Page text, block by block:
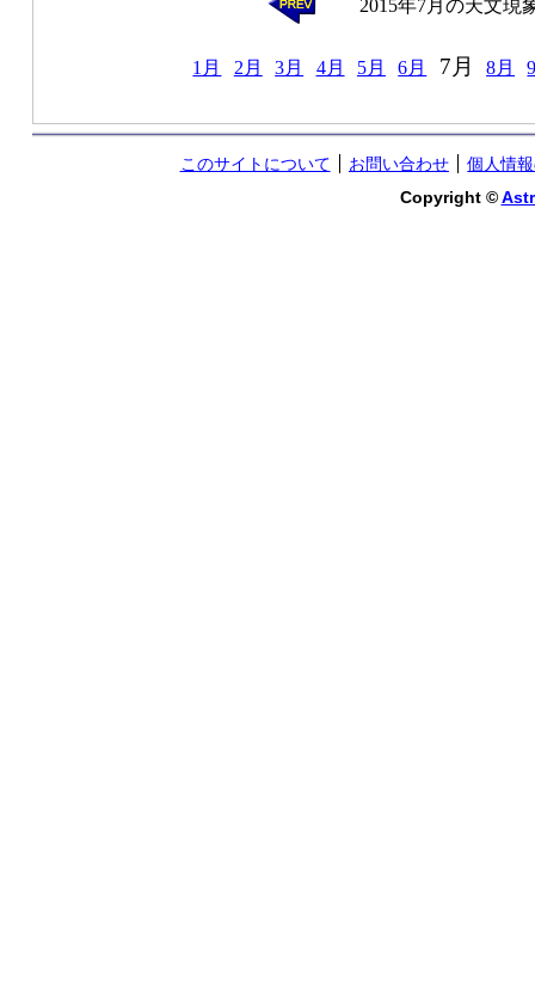
2015年7月の天文現
1月 2月 3月 4月 5月 6月 7月 8月
このサイトについて お問い合わせ
個人情
Copyright ©